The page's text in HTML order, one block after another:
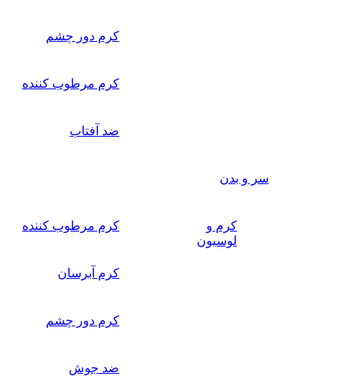
کرم دور چشم
کرم مرطوب کننده
ضد آفتاب
سر و بدن
کرم و
لوسیون
کرم مرطوب کننده
کرم آبرسان
کرم دور چشم
ضد جوش